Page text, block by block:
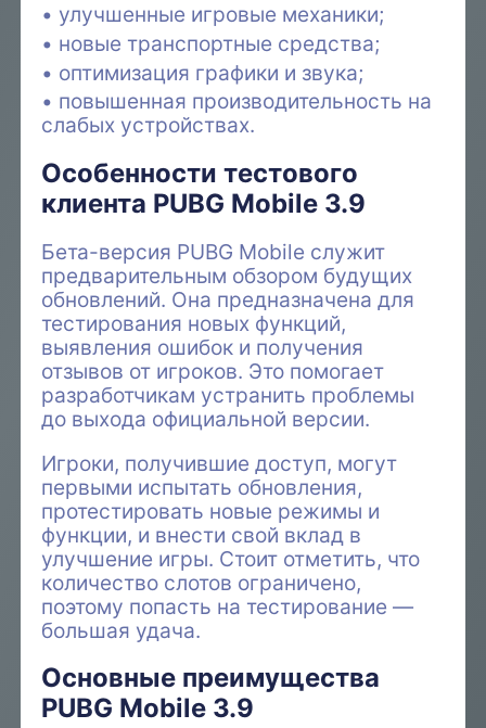
улучшенные игровые механики;
новые транспортные средства;
оптимизация графики и звука;
повышенная производительность на
слабых устройствах.
Особенности тестового
клиента PUBG Mobile 3.9
Бета-версия PUBG Mobile служит
предварительным обзором будущих
обновлений. Она предназначена для
тестирования новых функций,
выявления ошибок и получения
отзывов от игроков. Это помогает
разработчикам устранить проблемы
до выхода официальной версии.
Игроки, получившие доступ, могут
первыми испытать обновления,
протестировать новые режимы и
функции, и внести свой вклад в
улучшение игры. Стоит отметить, что
количество слотов ограничено,
поэтому попасть на тестирование —
большая удача.
Основные преимущества
PUBG Mobile 3.9